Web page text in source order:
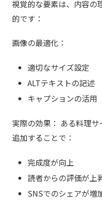
視覚的な要素は、内容の
的です：
画像の最適化：
適切なサイズ設定
ALTテキストの記述
キャプションの活用
実際の効果： ある料理
追加することで：
完成度が向上
読者からの評価が上
SNSでのシェアが増